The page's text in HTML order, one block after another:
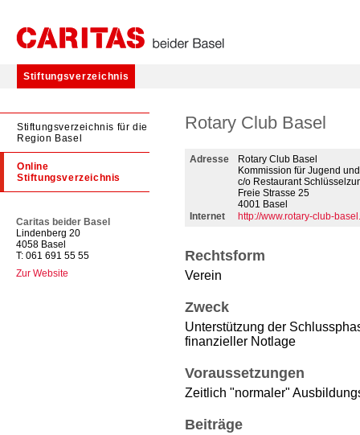
Stiftungsverzeichnis
Stiftungsverzeichnis für die
Region Basel
Online
Stiftungsverzeichnis
Caritas beider Basel
Lindenberg 20
4058 Basel
T: 061 691 55 55
Zur Website
Rotary Club Basel
Adresse
Rotary Club Basel
Kommission für Jugend
c/o Restaurant
Freie Strasse 25
4001 Basel
Internet
http://www.rotary-club-
Rechtsform
Verein
Zweck
Unterstützung der
finanzieller Notlage
Voraussetzungen
Zeitlich "normaler"
Beiträge